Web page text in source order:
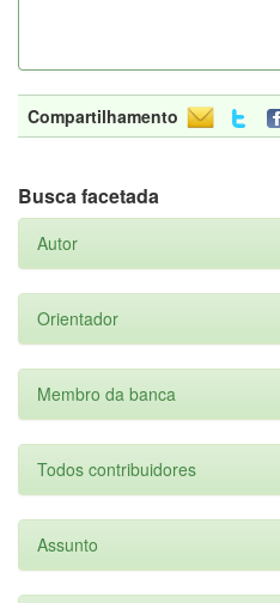
Compartilhamento
Busca facetada
Autor
Orientador
Membro da banca
Todos contribuidores
Assunto